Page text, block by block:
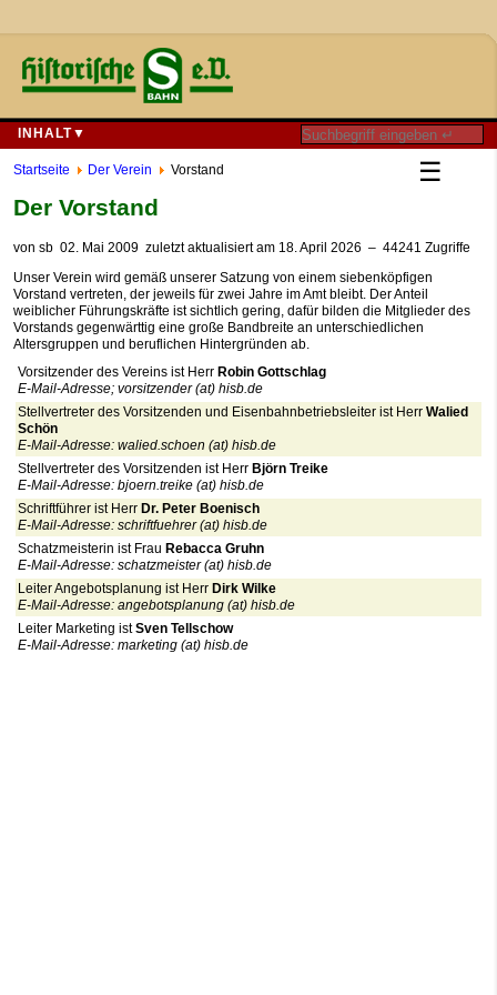
INHALT▼
☰
Startseite Der Verein Vorstand
Der Vorstand
von sb 02. Mai 2009 zuletzt aktualisiert am 18. April 2026 – 44241 Zugriffe
Unser Verein wird gemäß unserer Satzung von einem siebenköpfigen
Vorstand vertreten, der jeweils für zwei Jahre im Amt bleibt. Der Anteil
weiblicher Führungskräfte ist sichtlich gering, dafür bilden die Mitglieder des
Vorstands gegenwärttig eine große Bandbreite an unterschiedlichen
Altersgruppen und beruflichen Hintergründen ab.
Vorsitzender des Vereins ist Herr Robin Gottschlag
E-Mail-Adresse; vorsitzender (at) hisb.de
Stellvertreter des Vorsitzenden und Eisenbahnbetriebsleiter ist Herr Walied
Schön
E-Mail-Adresse: walied.schoen (at) hisb.de
Stellvertreter des Vorsitzenden ist Herr Björn Treike
E-Mail-Adresse: bjoern.treike (at) hisb.de
Schriftführer ist Herr Dr. Peter Boenisch
E-Mail-Adresse: schriftfuehrer (at) hisb.de
Schatzmeisterin ist Frau Rebacca Gruhn
E-Mail-Adresse: schatzmeister (at) hisb.de
Leiter Angebotsplanung ist Herr Dirk Wilke
E-Mail-Adresse: angebotsplanung (at) hisb.de
Leiter Marketing istSven Tellschow
E-Mail-Adresse: marketing (at) hisb.de